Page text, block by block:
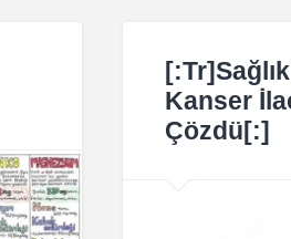
[:tr]Sağlık
Kanser
Çözdü[:]